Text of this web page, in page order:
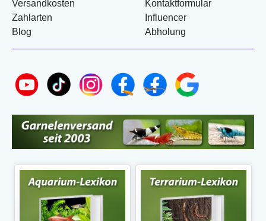
Versandkosten
Zahlarten
Blog
Kontaktformular
Influencer
Abholung